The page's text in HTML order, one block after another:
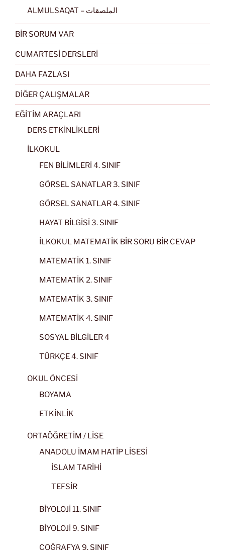
ALMULSAQAT – الملصقات
BİR SORUM VAR
CUMARTESİ DERSLERİ
DAHA FAZLASI
DİĞER ÇALIŞMALAR
EĞİTİM ARAÇLARI
DERS ETKİNLİKLERİ
İLKOKUL
FEN BİLİMLERİ 4. SINIF
GÖRSEL SANATLAR 3. SINIF
GÖRSEL SANATLAR 4. SINIF
HAYAT BİLGİSİ 3. SINIF
İLKOKUL MATEMATİK BİR SORU BİR CEVAP
MATEMATİK 1. SINIF
MATEMATİK 2. SINIF
MATEMATİK 3. SINIF
MATEMATİK 4. SINIF
SOSYAL BİLGİLER 4
TÜRKÇE 4. SINIF
OKUL ÖNCESİ
BOYAMA
ETKİNLİK
ORTAÖĞRETİM / LİSE
ANADOLU İMAM HATİP LİSESİ
İSLAM TARİHİ
TEFSİR
BİYOLOJİ 11. SINIF
BİYOLOJİ 9. SINIF
COĞRAFYA 9. SINIF